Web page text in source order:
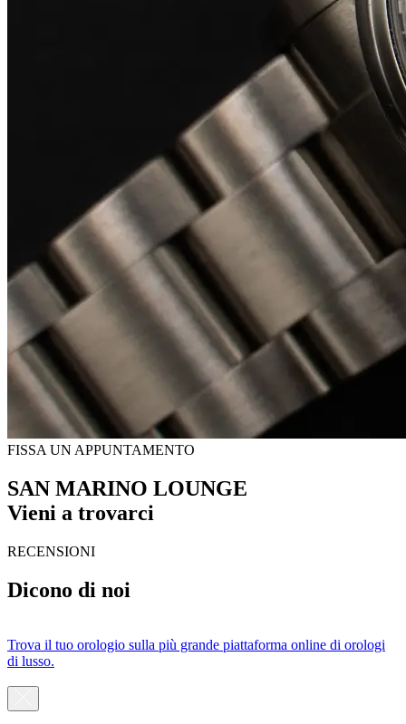
FISSA UN APPUNTAMENTO
SAN MARINO LOUNGE
Vieni a trovarci
RECENSIONI
Dicono di noi
Trova il tuo orologio sulla più grande piattaforma online di orologi
di lusso.